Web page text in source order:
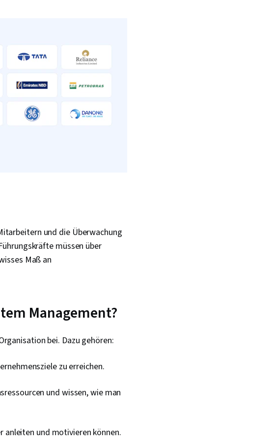
und die Überwachung
müssen über
Maß an
Management?
bei. Dazu gehören:
zu erreichen.
und wissen, wie man
anleiten und motivieren können.